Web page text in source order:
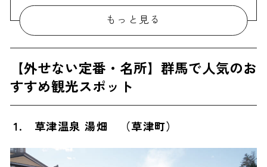
妙義山
吾妻峡
高崎白衣大観音
SLぐんま みなかみ
わたらせ渓谷鐵道 大間々駅
吉祥寺
もっと見る
【外せない定番・名所】群馬で人気のお
すすめ観光スポット
1. 草津温泉 湯畑 （草津町）